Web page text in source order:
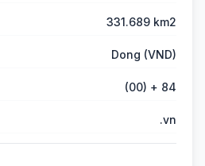
331.689 km2
Dong (VND)
(00) + 84
.vn